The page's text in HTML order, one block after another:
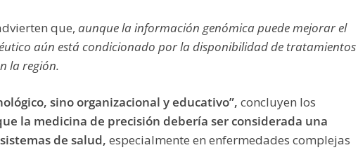
que, aunque la información genómica puede mejorar el
aún está condicionado por la disponibilidad de tratamientos
la región.
sino organizacional y educativo”, concluyen los
la medicina de precisión debería ser considerada una
de salud, especialmente en enfermedades complejas